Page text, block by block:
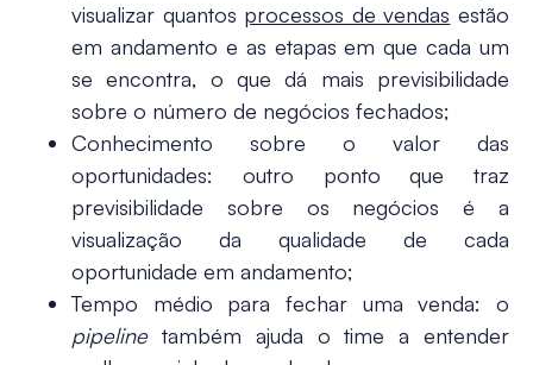
visualizar quantos processos de vendas estão
em andamento e as etapas em que cada um
se encontra, o que dá mais previsibilidade
sobre o número de negócios fechados;
Conhecimento sobre o valor das
oportunidades: outro ponto que traz
previsibilidade sobre os negócios é a
visualização da qualidade de cada
oportunidade em andamento;
Tempo médio para fechar uma venda: o
pipeline também ajuda o time a entender